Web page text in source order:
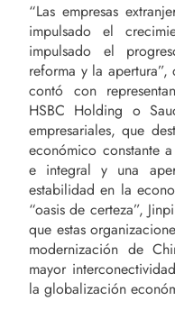
“Las empresas
impulsado el
impulsado el
reforma y la
contó con
HSBC Holding o
empresariales, que
económico constante
e integral y una
estabilidad en la
“oasis de certeza”,
que estas
modernización de
mayor
la globalización